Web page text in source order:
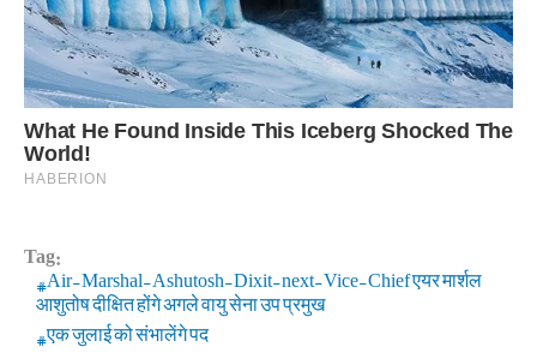
Tag:
Air-Marshal-Ashutosh-Dixit-next-Vice-Chief एयर मार्शल
आशुतोष दीक्षित होंगे अगले वायु सेना उप प्रमुख
एक जुलाई को संभालेंगे पद